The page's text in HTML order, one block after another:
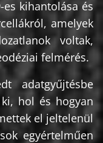
kihantolása és
amelyek
voltak,
felmérés.
adatgyűjtésbe
hol és hogyan
el jeltelenül
egyértelműen